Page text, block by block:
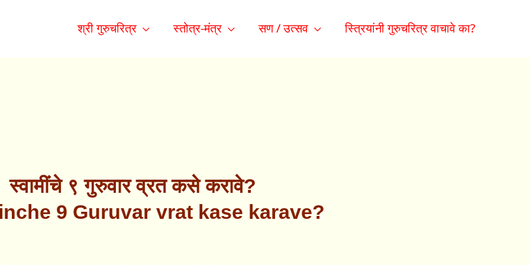
श्री गुरुचरित्र स्तोत्र-मंत्र सण / उत्सव स्त्रियांनी गुरुचरित्र वाचावे का?
स्वामींचे ९ गुरुवार व्रत कसे करावे?
9 Guruvar vrat kase karave?